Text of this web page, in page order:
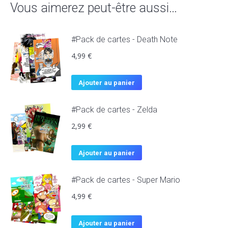
Vous aimerez peut-être aussi…
#Pack de cartes - Death Note
4,99 €
Ajouter au panier
#Pack de cartes - Zelda
2,99 €
Ajouter au panier
#Pack de cartes - Super Mario
4,99 €
Ajouter au panier